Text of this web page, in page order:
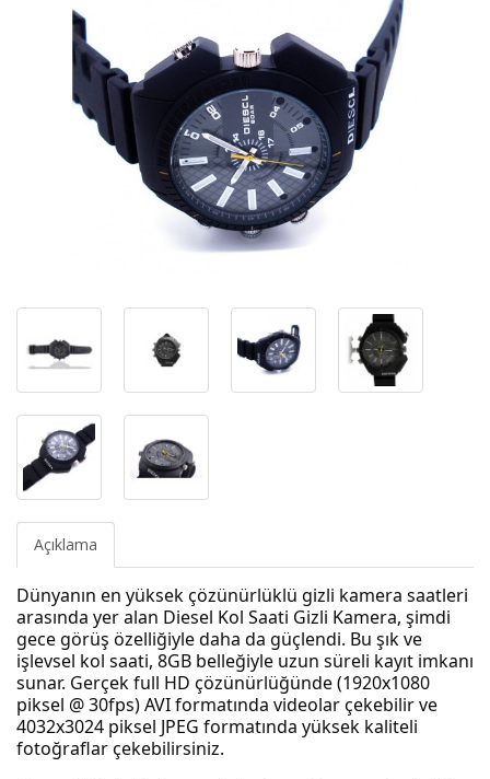
Açıklama
Dünyanın en yüksek çözünürlüklü gizli kamera saatleri
arasında yer alan Diesel Kol Saati Gizli Kamera, şimdi
gece görüş özelliğiyle daha da güçlendi. Bu şık ve
işlevsel kol saati, 8GB belleğiyle uzun süreli kayıt imkanı
sunar. Gerçek full HD çözünürlüğünde (1920x1080
piksel @ 30fps) AVI formatında videolar çekebilir ve
4032x3024 piksel JPEG formatında yüksek kaliteli
fotoğraflar çekebilirsiniz.